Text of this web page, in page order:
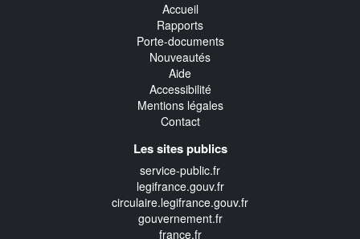
Accueil
Rapports
Porte-documents
Nouveautés
Aide
Accessibilité
Mentions légales
Contact
Les sites publics
service-public.fr
legifrance.gouv.fr
circulaire.legifrance.gouv.fr
gouvernement.fr
france.fr